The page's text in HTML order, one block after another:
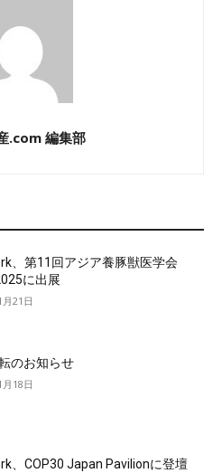
.com 編集部
、第11回アジア養豚獣医学会
に出展
21日
のお知らせ
18日
、COP30 Japan Pavilionに登壇